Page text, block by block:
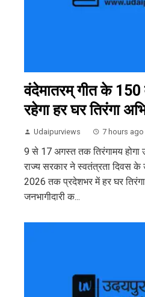
वंदेमातरम् गीत के 150
रहेगा हर घर तिरंगा
Udaipurviews 7 hours ago
9 से 17 अगस्त तक तिरंगामय
राज्य सरकार ने स्वतंत्रता दिवस
2026 तक प्रदेशभर में हर घर
जनभागीदारी क...